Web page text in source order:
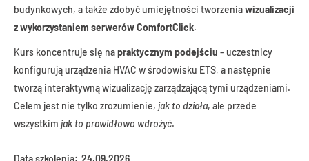
budynkowych, a także zdobyć umiejętności tworzeniawizualizacji
z wykorzystaniem serwerów ComfortClick.
Kurs koncentruje się napraktycznym podejściu – uczestnicy
konfigurują urządzenia HVAC w środowisku ETS, a następnie
tworzą interaktywną wizualizację zarządzającą tymi urządzeniami.
Celem jest nie tylko zrozumienie, jak to działa, ale przede
wszystkim jak to prawidłowo wdrożyć.
Data szkolenia: 24.09.2026